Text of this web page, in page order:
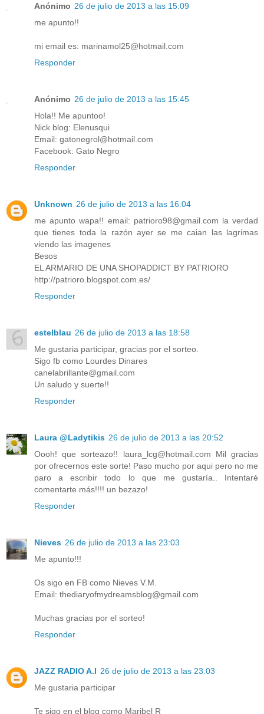
Anónimo 26 de julio de 2013 a las 15:09
me apunto!!
mi email es: marinamol25@hotmail.com
Responder
Anónimo 26 de julio de 2013 a las 15:45
Hola!! Me apuntoo!
Nick blog: Elenusqui
Email: gatonegrol@hotmail.com
Facebook: Gato Negro
Responder
Unknown 26 de julio de 2013 a las 16:04
me apunto wapa!! email: patrioro98@gmail.com la verdad
que tienes toda la razón ayer se me caian las lagrimas
viendo las imagenes
Besos
EL ARMARIO DE UNA SHOPADDICT BY PATRIORO
http://patrioro.blogspot.com.es/
Responder
estelblau 26 de julio de 2013 a las 18:58
Me gustaria participar, gracias por el sorteo.
Sigo fb como Lourdes Dinares
canelabrillante@gmail.com
Un saludo y suerte!!
Responder
Laura @Ladytikis 26 de julio de 2013 a las 20:52
Oooh! que sorteazo!! laura_lcg@hotmail.com Mil gracias
por ofrecernos este sorte! Paso mucho por aqui pero no me
paro a escribir todo lo que me gustaría.. Intentaré
comentarte más!!!! un bezazo!
Responder
Nieves 26 de julio de 2013 a las 23:03
Me apunto!!!
Os sigo en FB como Nieves V.M.
Email: thediaryofmydreamsblog@gmail.com
Muchas gracias por el sorteo!
Responder
JAZZ RADIO A.I 26 de julio de 2013 a las 23:03
Me gustaria participar
Te sigo en el blog como Maribel R